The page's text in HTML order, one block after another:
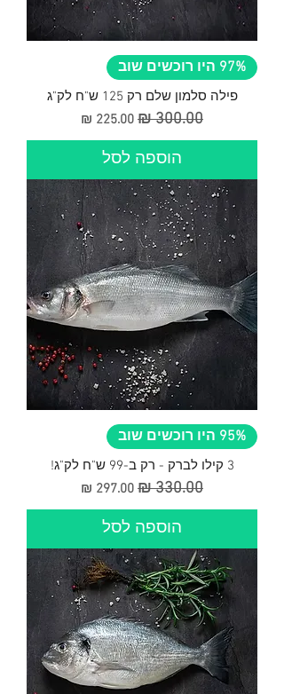
ג
ר
ם
97% היו רוכשים שוב
פילה סלמון שלם רק 125 ש"ח לק"ג
מחיר רגיל מחיר מבצע
הוספה לסל
95% היו רוכשים שוב
3 קילו לברק - רק ב-99 ש"ח לק"ג!
מחיר רגיל מחיר מבצע
הוספה לסל